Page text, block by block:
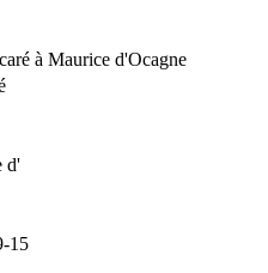
à Maurice d'Ocagne
d'
15